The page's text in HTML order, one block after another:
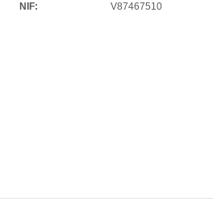
NIF:
V87467510